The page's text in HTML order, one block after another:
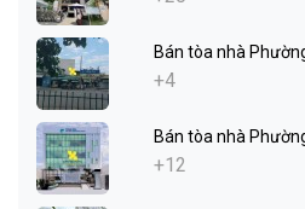
Bán tòa nhà
+4
Bán tòa nhà
+12